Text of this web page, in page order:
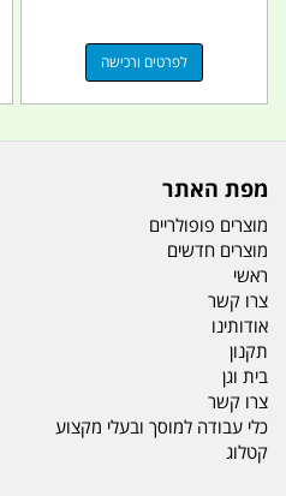
לפרטים ורכישה
מפת האתר
מוצרים פופולריים
מוצרים חדשים
ראשי
צרו קשר
אודותינו
תקנון
בית וגן
צרו קשר
כלי עבודה למוסך ובעלי מקצוע
קטלוג